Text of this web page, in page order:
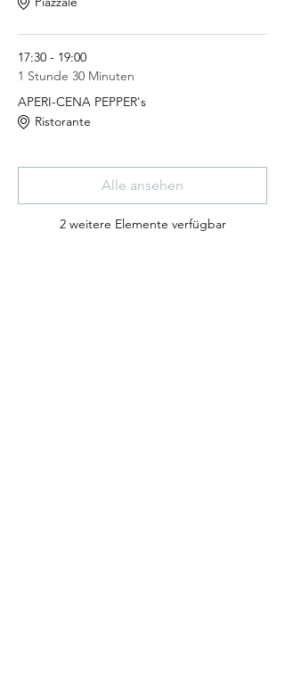
17:30 - 19:00
1 Stunde 30 Minuten
APERI-CENA PEPPER's
Ristorante
2 weitere Elemente verfügbar
Alle ansehen